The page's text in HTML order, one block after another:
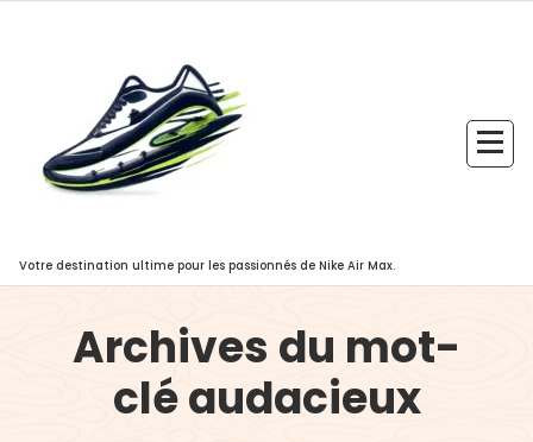
Votre destination ultime pour les passionnés de Nike Air Max.
Archives du mot-
clé audacieux